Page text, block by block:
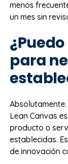
menos
un mes sin
para
Lean Canvas
producto o
establecidas.
de innovación